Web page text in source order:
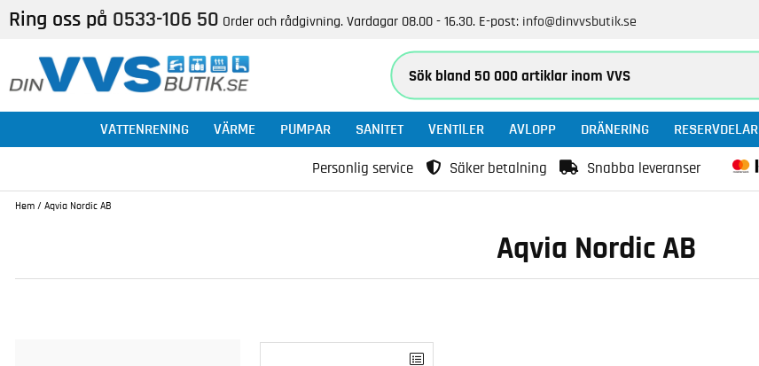
Ring oss på 0533-106 50 Order och rådgivning. Vardagar 08.00 - 16.30. E-post: info@dinvvsbutik.se
VATTENRENING VÄRME PUMPAR SANITET VENTILER AVLOPP DRÄNERING RESERVDELAR
Personlig service Säker betalning Snabba leveranser
Hem / Aqvia Nordic AB
Aqvia Nordic AB